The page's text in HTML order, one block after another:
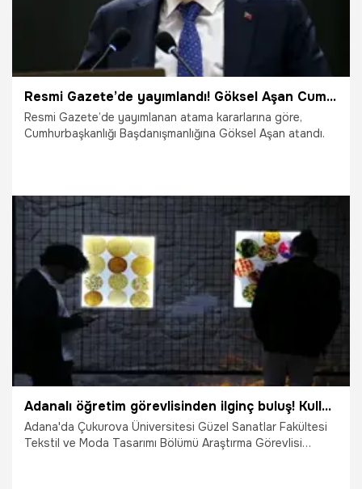
Resmi Gazete’de yayımlandı! Göksel Aşan Cumhurbaşkanlığı Başdanışmanı oldu
Resmi Gazete’de yayımlanan atama kararlarına göre,
Cumhurbaşkanlığı Başdanışmanlığına Göksel Aşan atandı.
9.04.2025 Gündem
Adanalı öğretim görevlisinden ilginç buluş! Kullanılmış çaydan elde etti, sergisini açtı
Adana'da Çukurova Üniversitesi Güzel Sanatlar Fakültesi
Tekstil ve Moda Tasarımı Bölümü Araştırma Görevlisi